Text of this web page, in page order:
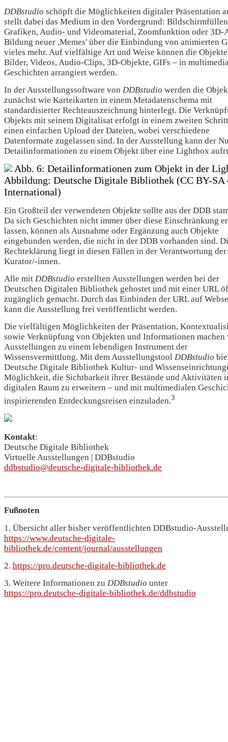
DDBstudio schöpft die Möglichkeiten digitaler Präsentation
stellt dabei das Medium in den Vordergrund:
Grafiken, Audio- und Videomaterial, Zoomfunktion oder 3D-
Bildung neuer ,Memes' über die Einbindung von animierten
vieles mehr. Auf vielfältige Art und Weise können die
Bilder, Videos, Audio-Clips, 3D-Objekte, GIFs – in
Geschichten arrangiert werden.
In der Ausstellungssoftware von DDBstudio werden die
zunächst wie Karteikarten in einem Metadatenschema mit
standardisierter Rechteauszeichnung hinterlegt. Die
Objekts mit seinem Digitalisat erfolgt in einem zweiten
einen einfachen Upload der Dateien, wobei verschiedene
Datenformate zugelassen sind. In der Ausstellung kann der
Detailinformationen zu einem Objekt über eine Lightbox
Abb. 6: Detailinformationen zum Objekt in der
Abbildung: Deutsche Digitale Bibliothek (CC BY-SA
International)
Ein Großteil der verwendeten Objekte sollte aus der DDB
Da sich Geschichten nicht immer über diese Einschränkung
lassen, können als Ausnahme oder Ergänzung auch Objekte
eingebunden werden, die nicht in der DDB vorhanden sind.
Rechteklärung liegt in diesen Fällen in der Verantwortung der
Kurator/-innen.
Alle mit DDBstudio erstellten Ausstellungen werden bei der
Deutschen Digitalen Bibliothek gehostet und mit einer URL
zugänglich gemacht. Durch das Einbinden der URL auf
kann die Ausstellung frei veröffentlicht werden.
Die vielfältigen Möglichkeiten der Präsentation,
sowie Verknüpfung von Objekten und Informationen
Ausstellungen zu einem lebendigen Instrument der
Wissensvermittlung. Mit dem Ausstellungstool DDBstudio
Deutsche Digitale Bibliothek Kultur- und
Möglichkeit, die Sichtbarkeit ihrer Bestände und Aktivitäten
digitalen Raum zu erweitern – und mit multimedialen
inspirierenden Entdeckungsreisen einzuladen.3
Kontakt:
Deutsche Digitale Bibliothek
Virtuelle Ausstellungen | DDBstudio
ddbstudio@deutsche-digitale-bibliothek.de
Fußnoten
1. Übersicht aller bisher veröffentlichten DDBstudio-
https://www.deutsche-digitale-
bibliothek.de/content/journal/ausstellungen
2. https://pro.deutsche-digitale-bibliothek.de
3. Weitere Informationen zu DDBstudio unter
https://pro.deutsche-digitale-bibliothek.de/ddbstudio